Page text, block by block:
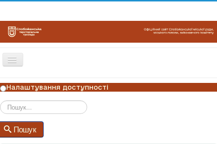
Перемикач
ГОЛОВНА
НОВИНИ
ОГОЛОШЕННЯ
ГРАФІКИ ПРИЙОМУ
Налаштування доступності
Пошук